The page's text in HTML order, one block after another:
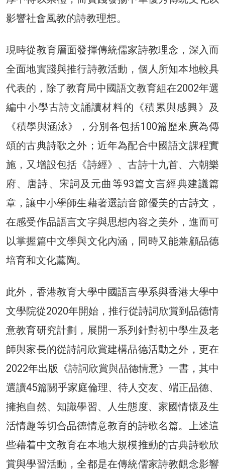
影響社會風教的詩教理想。
現時從教育層面發揮傳統儒家詩教理念，深入而
全面地實踐與推行詩教活動，個人所知本地較具
代表的，除了教育局中國語文教育組在2002年選
編中小學古詩文誦讀材料的《積累與感興》及
《積學與涵泳》，分別各包括100篇歷來廣為傳
頌的古典詩歌之外；近年為配合中國語文課程實
施，又增設包括《詩經》、古詩十九首、六朝樂
府、唐詩、宋詞及元曲等93篇文言經典建議篇
章，讓中小學師生藉著選讀音節優美的古詩文，
在感受作品語言文字與思想內容之美外，進而可
以掌握篇中文學與文化內涵，同時又能兼顧品德
培育和文化薰陶。
此外，香港教育大學中國語言學系與香港大學中
文學院從2020年開始，推行從詩詞欣賞到品德情
意教育研究計劃，展開一系列針對初中學生及老
師與家長的從詩詞欣賞建構品德活動之外，更在
2022年出版《詩詞欣賞與品德情意》一書，其中
選讀45篇關乎家庭倫理、待人交友、端正品德、
擁抱自然、知識學習、人生態度、家國情懷及生
活情趣等切合品德情意教育的詩歌名篇。上述這
些藉着中文教育在本地大規模推動的古典詩歌欣
賞與學習活動，全都是在傳統儒家詩教觀念影響